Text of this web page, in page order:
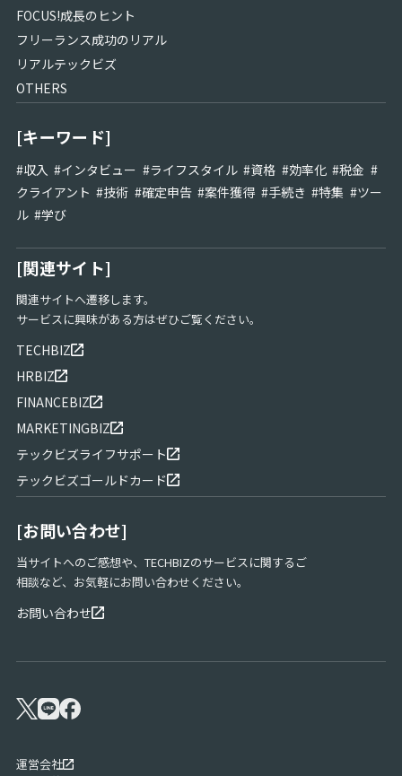
FOCUS!成長のヒント
フリーランス成功のリアル
リアルテックビズ
OTHERS
[キーワード]
#収入 #インタビュー #ライフスタイル #資格 #効率化 #税金 #
クライアント #技術 #確定申告 #案件獲得 #手続き #特集 #ツー
ル #学び
[関連サイト]
関連サイトへ遷移します。
サービスに興味がある方はぜひご覧ください。
TECHBIZ
HRBIZ
FINANCEBIZ
MARKETINGBIZ
テックビズライフサポート
テックビズゴールドカード
[お問い合わせ]
当サイトへのご感想や、TECHBIZのサービスに関するご
相談など、お気軽にお問い合わせください。
お問い合わせ
運営会社